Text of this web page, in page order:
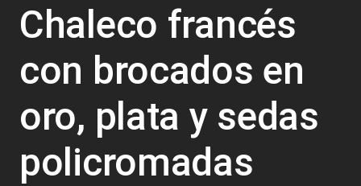
Chaleco francés
con brocados en
oro, plata y sedas
policromadas